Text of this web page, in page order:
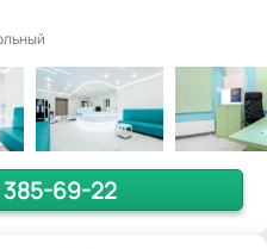
385-69-22